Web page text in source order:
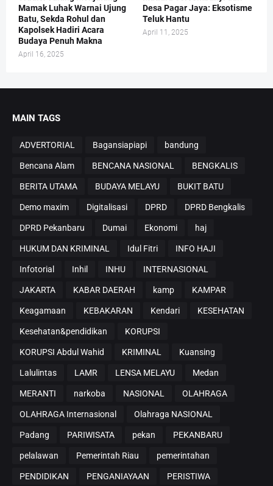
Mamak Luhak Warnai Ujung
Batu, Sekda Rohul dan
Kapolsek Hadiri Acara
Budaya Penuh Makna
April 16, 2025
Desa Pagar Jaya: Eksotisme
Teluk Hantu
April 11, 2025
MAIN TAGS
ADVERTORIAL Bagansiapiapi bandung
Bencana Alam BENCANA NASIONAL BENGKALIS
BERITA UTAMA BUDAYA MELAYU BUKIT BATU
Demo maxim Digitalisasi DPRD DPRD Bengkalis
DPRD Pekanbaru Dumai Ekonomi haj
HUKUM DAN KRIMINAL Idul Fitri INFO HAJI
Infotorial Inhil INHU INTERNASIONAL
JAKARTA KABAR DAERAH kamp KAMPAR
Keagamaan KEBAKARAN Kendari KESEHATAN
Kesehatan&pendidikan KORUPSI
KORUPSI Abdul Wahid KRIMINAL Kuansing
Lalulintas LAMR LENSA MELAYU Medan
MERANTI narkoba NASIONAL OLAHRAGA
OLAHRAGA Internasional Olahraga NASIONAL
Padang PARIWISATA pekan PEKANBARU
pelalawan Pemerintah Riau pemerintahan
PENDIDIKAN PENGANIAYAAN PERISTIWA